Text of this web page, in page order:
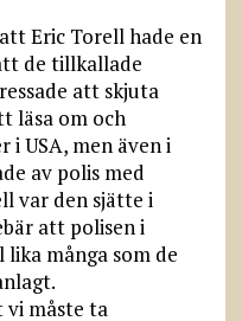
Eric Torell hade en
de tillkallade
att skjuta
läsa om och
i USA, men även i
av polis med
var den sjätte i
att polisen i
många som de
måste ta